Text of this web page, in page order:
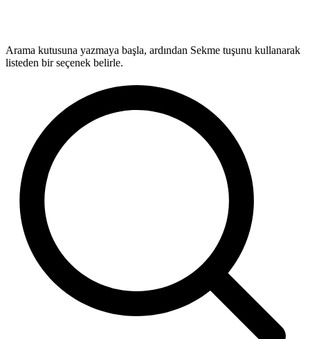
Arama kutusuna yazmaya başla, ardından Sekme tuşunu kullanarak
listeden bir seçenek belirle.